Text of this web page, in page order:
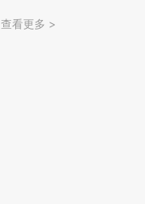
查看更多 >